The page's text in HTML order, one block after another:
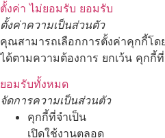
ตั้งค่า ไม่ยอมรับ ยอมรับ
ตั้งค่าความเป็นส่วนตัว
คุณสามารถเลือกการตั้งค่าคุกกี้โด
ได้ตามความต้องการ ยกเว้น คุกกี้ที่
ยอมรับทั้งหมด
จัดการความเป็นส่วนตัว
คุกกี้ที่จำเป็น
เปิดใช้งานตลอด